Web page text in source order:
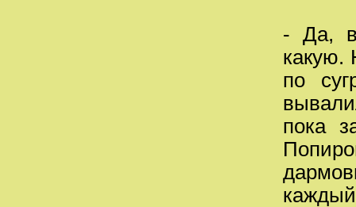
- Да,
какую.
по
пока